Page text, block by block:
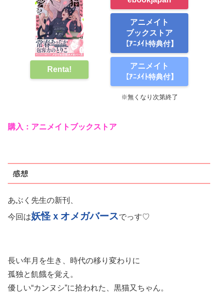
Renta!
アニメイト
ブックストア
【ｱﾆﾒｲﾄ特典付】
アニメイト
【ｱﾆﾒｲﾄ特典付】
※無くなり次第終了
購入：アニメイトブックストア
感想
あぶく先生の新刊、
今回は妖怪ｘオメガバースでっす♡
長い年月を生き、時代の移り変わりに
孤独と飢餓を覚え。
優しい“カンヌシ”に拾われた、黒猫又ちゃん。